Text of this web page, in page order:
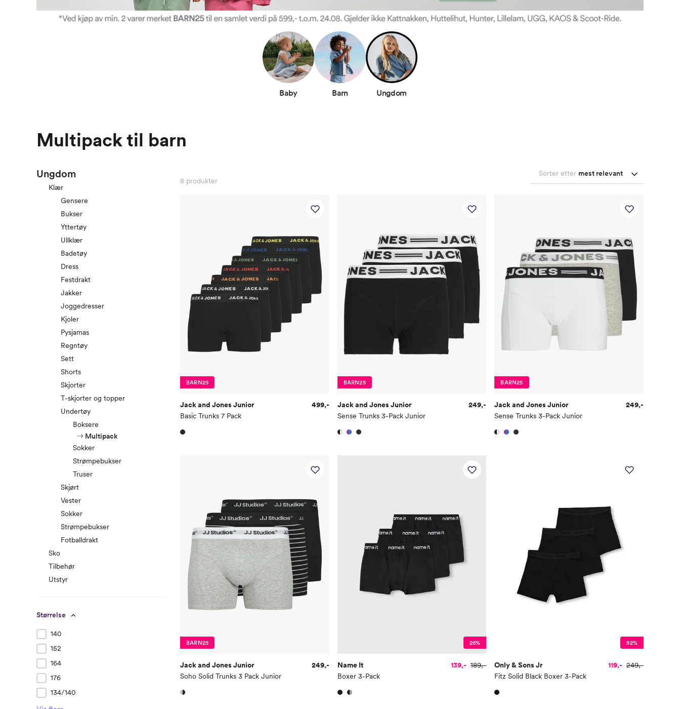
Baby Barn Ungdom
Multipack til barn
Ungdom
Klær
Gensere
Bukser
Yttertøy
Ullklær
Badetøy
Dress
Festdrakt
Jakker
Joggedresser
Kjoler
Pysjamas
Regntøy
Sett
Shorts
Skjorter
T-skjorter og topper
Undertøy
Boksere
Multipack
Sokker
Strømpebukser
Truser
Skjørt
Vester
Sokker
Strømpebukser
Fotballdrakt
Sko
Tilbehør
Utstyr
Størrelse
140
152
164
176
134/140
8 produkter
Sorter etter mest relevant
BARN25
Jack and Jones Junior
Basic Trunks 7 Pack
499,-
BARN25
Jack and Jones Junior
Sense Trunks 3-Pack Junior
249,-
BARN25
Jack and Jones Junior
Sense Trunks 3-Pack Junior
249,-
BARN25
Jack and Jones Junior
Soho Solid Trunks 3 Pack Junior
249,-
26%
Name It
Boxer 3-Pack
139,- 189,-
52%
Only & Sons Jr
Fitz Solid Black Boxer 3-Pack
119,- 249,-